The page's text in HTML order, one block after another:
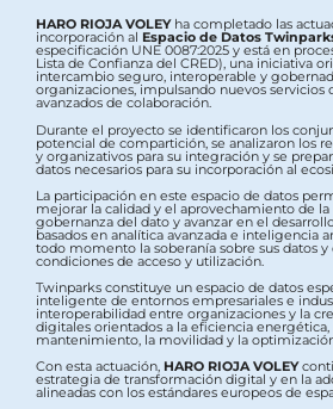
HARO RIOJA VOLEYha completado las
incorporación al Espacio de Datos
especificación UNE 0087:2025 y está en
Lista de Confianza del CRED), una iniciativa
intercambio seguro, interoperable y
organizaciones, impulsando nuevos servicios
avanzados de colaboración.
Durante el proyecto se identificaron los
potencial de compartición, se analizaron los
y organizativos para su integración y se
datos necesarios para su incorporación al
La participación en este espacio de datos
mejorar la calidad y el aprovechamiento de
gobernanza del dato y avanzar en el
basados en analítica avanzada e inteligencia
todo momento la soberanía sobre sus datos y
condiciones de acceso y utilización.
Twinparks constituye un espacio de datos
inteligente de entornos empresariales e
interoperabilidad entre organizaciones y la
digitales orientados a la eficiencia energética,
mantenimiento, la movilidad y la
Con esta actuación, HARO RIOJA VOLEY
estrategia de transformación digital y en la
alineadas con los estándares europeos de